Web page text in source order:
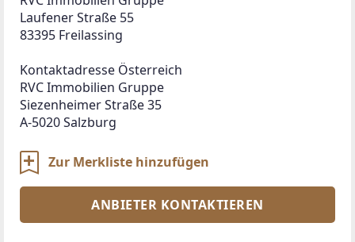
Laufener Straße 55
83395 Freilassing
Kontaktadresse Österreich
RVC Immobilien Gruppe
Siezenheimer Straße 35
A-5020 Salzburg
Zur Merkliste hinzufügen
ANBIETER KONTAKTIEREN